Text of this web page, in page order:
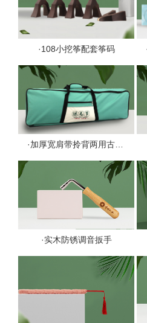
·108小挖筝配套筝码
·加厚宽肩带拎背两用古筝包
·实木防锈调音扳手